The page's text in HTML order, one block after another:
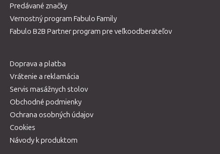
Predávané značky
Vernostný program Fabulo Family
Fabulo B2B Partner program pre veľkoodberateľov
Doprava a platba
Vrátenie a reklamácia
Servis masážnych stolov
Obchodné podmienky
Ochrana osobných údajov
Cookies
Návody k produktom